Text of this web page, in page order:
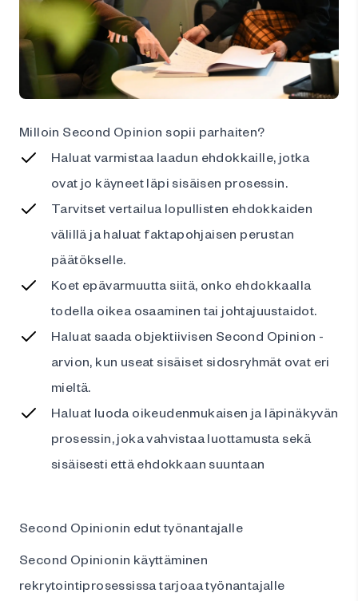
Milloin Second Opinion sopii parhaiten?
Haluat varmistaa laadun ehdokkaille, jotka
ovat jo käyneet läpi sisäisen prosessin.
Tarvitset vertailua lopullisten ehdokkaiden
välillä ja haluat faktapohjaisen perustan
päätökselle.
Koet epävarmuutta siitä, onko ehdokkaalla
todella oikea osaaminen tai johtajuustaidot.
Haluat saada objektiivisen Second Opinion -
arvion, kun useat sisäiset sidosryhmät ovat eri
mieltä.
Haluat luoda oikeudenmukaisen ja läpinäkyvän
prosessin, joka vahvistaa luottamusta sekä
sisäisesti että ehdokkaan suuntaan
Second Opinionin edut työnantajalle
Second Opinionin käyttäminen
rekrytointiprosessissa tarjoaa työnantajalle